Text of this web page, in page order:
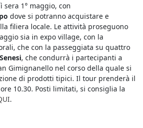
sera 1° maggio, con
dove si potranno acquistare e
filiera locale. Le attività proseguono
sia in expo village, con la
che con la passeggiata su quattro
Senesi, che condurrà i partecipanti a
Gimignanello nel corso della quale si
di prodotti tipici. Il tour prenderà il
10.30. Posti limitati, si consiglia la
.